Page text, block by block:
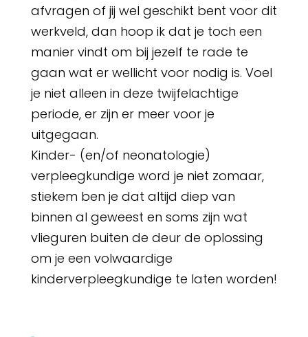
afvragen of jij wel geschikt bent voor dit
werkveld, dan hoop ik dat je toch een
manier vindt om bij jezelf te rade te
gaan wat er wellicht voor nodig is. Voel
je niet alleen in deze twijfelachtige
periode, er zijn er meer voor je
uitgegaan.
Kinder- (en/of neonatologie)
verpleegkundige word je niet zomaar,
stiekem ben je dat altijd diep van
binnen al geweest en soms zijn wat
vlieguren buiten de deur de oplossing
om je een volwaardige
kinderverpleegkundige te laten worden!